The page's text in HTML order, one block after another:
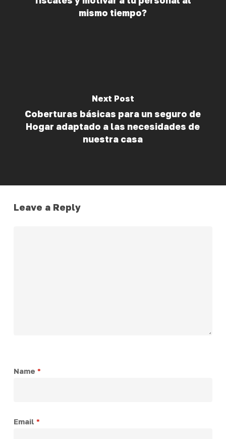
mismo tiempo?
Next Post
Coberturas básicas para un seguro de
Hogar adaptado a las necesidades de
nuestra casa
Leave a Reply
Name *
Email *